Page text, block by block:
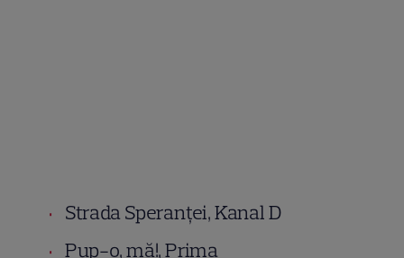
Strada Speranței, Kanal D
Pup-o, mă!, Prima